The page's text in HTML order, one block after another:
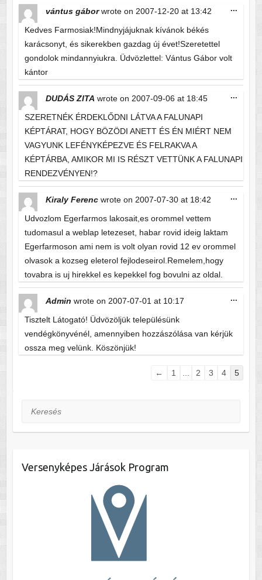
vántus gábor wrote on 2007-12-20 at 13:42
Kedves Farmosiak!Mindnyjájuknak kívánok békés
karácsonyt, és sikerekben gazdag új évet!Szeretettel
gondolok mindannyiukra. Üdvözlettel: Vántus Gábor volt
kántor
...
DUDÁS ZITA wrote on 2007-09-06 at 18:45
SZERETNÉK ÉRDEKLŐDNI LÁTVA A FALUNAPI
KÉPTÁRAT, HOGY BÖZÖDI ANETT ÉS ÉN MIÉRT NEM
VAGYUNK LEFÉNYKÉPEZVE ÉS FELRAKVA A
KÉPTÁRBA, AMIKOR MI IS RÉSZT VETTÜNK A FALUNAPI
RENDEZVÉNYEN!?
...
Kiraly Ferenc wrote on 2007-07-30 at 18:42
Udvozlom Egerfarmos lakosait,es orommel vettem
tudomasul a weblap letezeset, habar rovid ideig laktam
Egerfarmoson ami nem is volt olyan rovid 12 ev orommel
olvasok a kozseg eleterol fejlodeseirol.Remelem,hogy
tovabra is uj hirekkel es kepekkel fog bovulni az oldal.
...
Admin wrote on 2007-07-01 at 10:17
Tisztelt Látogató! Üdvözöljük településünk
vendégkönyvénél, amennyiben hozzászólása van kérjük
ossza meg velünk. Köszönjük!
...
Guestbook
← 1 2 3 4 5
Keresés
Versenyképes Járások Program